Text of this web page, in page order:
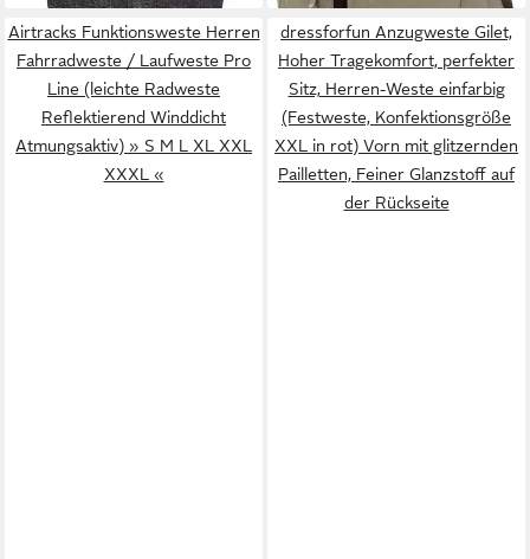
Airtracks Funktionsweste Herren
Fahrradweste / Laufweste Pro
Line (leichte Radweste
Reflektierend Winddicht
Atmungsaktiv) » S M L XL XXL
XXXL «
dressforfun Anzugweste Gilet,
Hoher Tragekomfort, perfekter
Sitz, Herren-Weste einfarbig
(Festweste, Konfektionsgröße
XXL in rot) Vorn mit glitzernden
Pailletten, Feiner Glanzstoff auf
der Rückseite